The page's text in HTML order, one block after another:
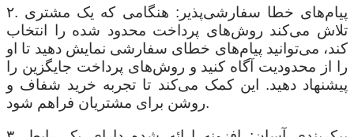
۲. پیام‌های خطا سفارشی‌پذیر: هنگامی که یک مشتری
تلاش می‌کند روش‌های پرداخت محدود شده را انتخاب
کند، می‌توانید پیام‌های خطای سفارشی نمایش دهید تا او
را از محدودیت آگاه کنید و روش‌های پرداخت جایگزین را
پیشنهاد دهید. این کمک می‌کند تا تجربه خرید شفاف و
روشن برای مشتریان فراهم شود.